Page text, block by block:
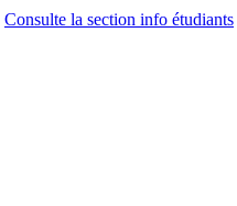
Consulte la section info étudiants